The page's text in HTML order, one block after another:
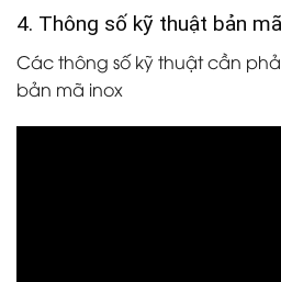
4. Thông số kỹ thuật bản
Các thông số kỹ thuật cần
bản mã inox